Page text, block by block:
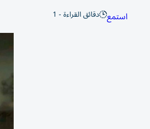
استمع دقائق القراءة - 1